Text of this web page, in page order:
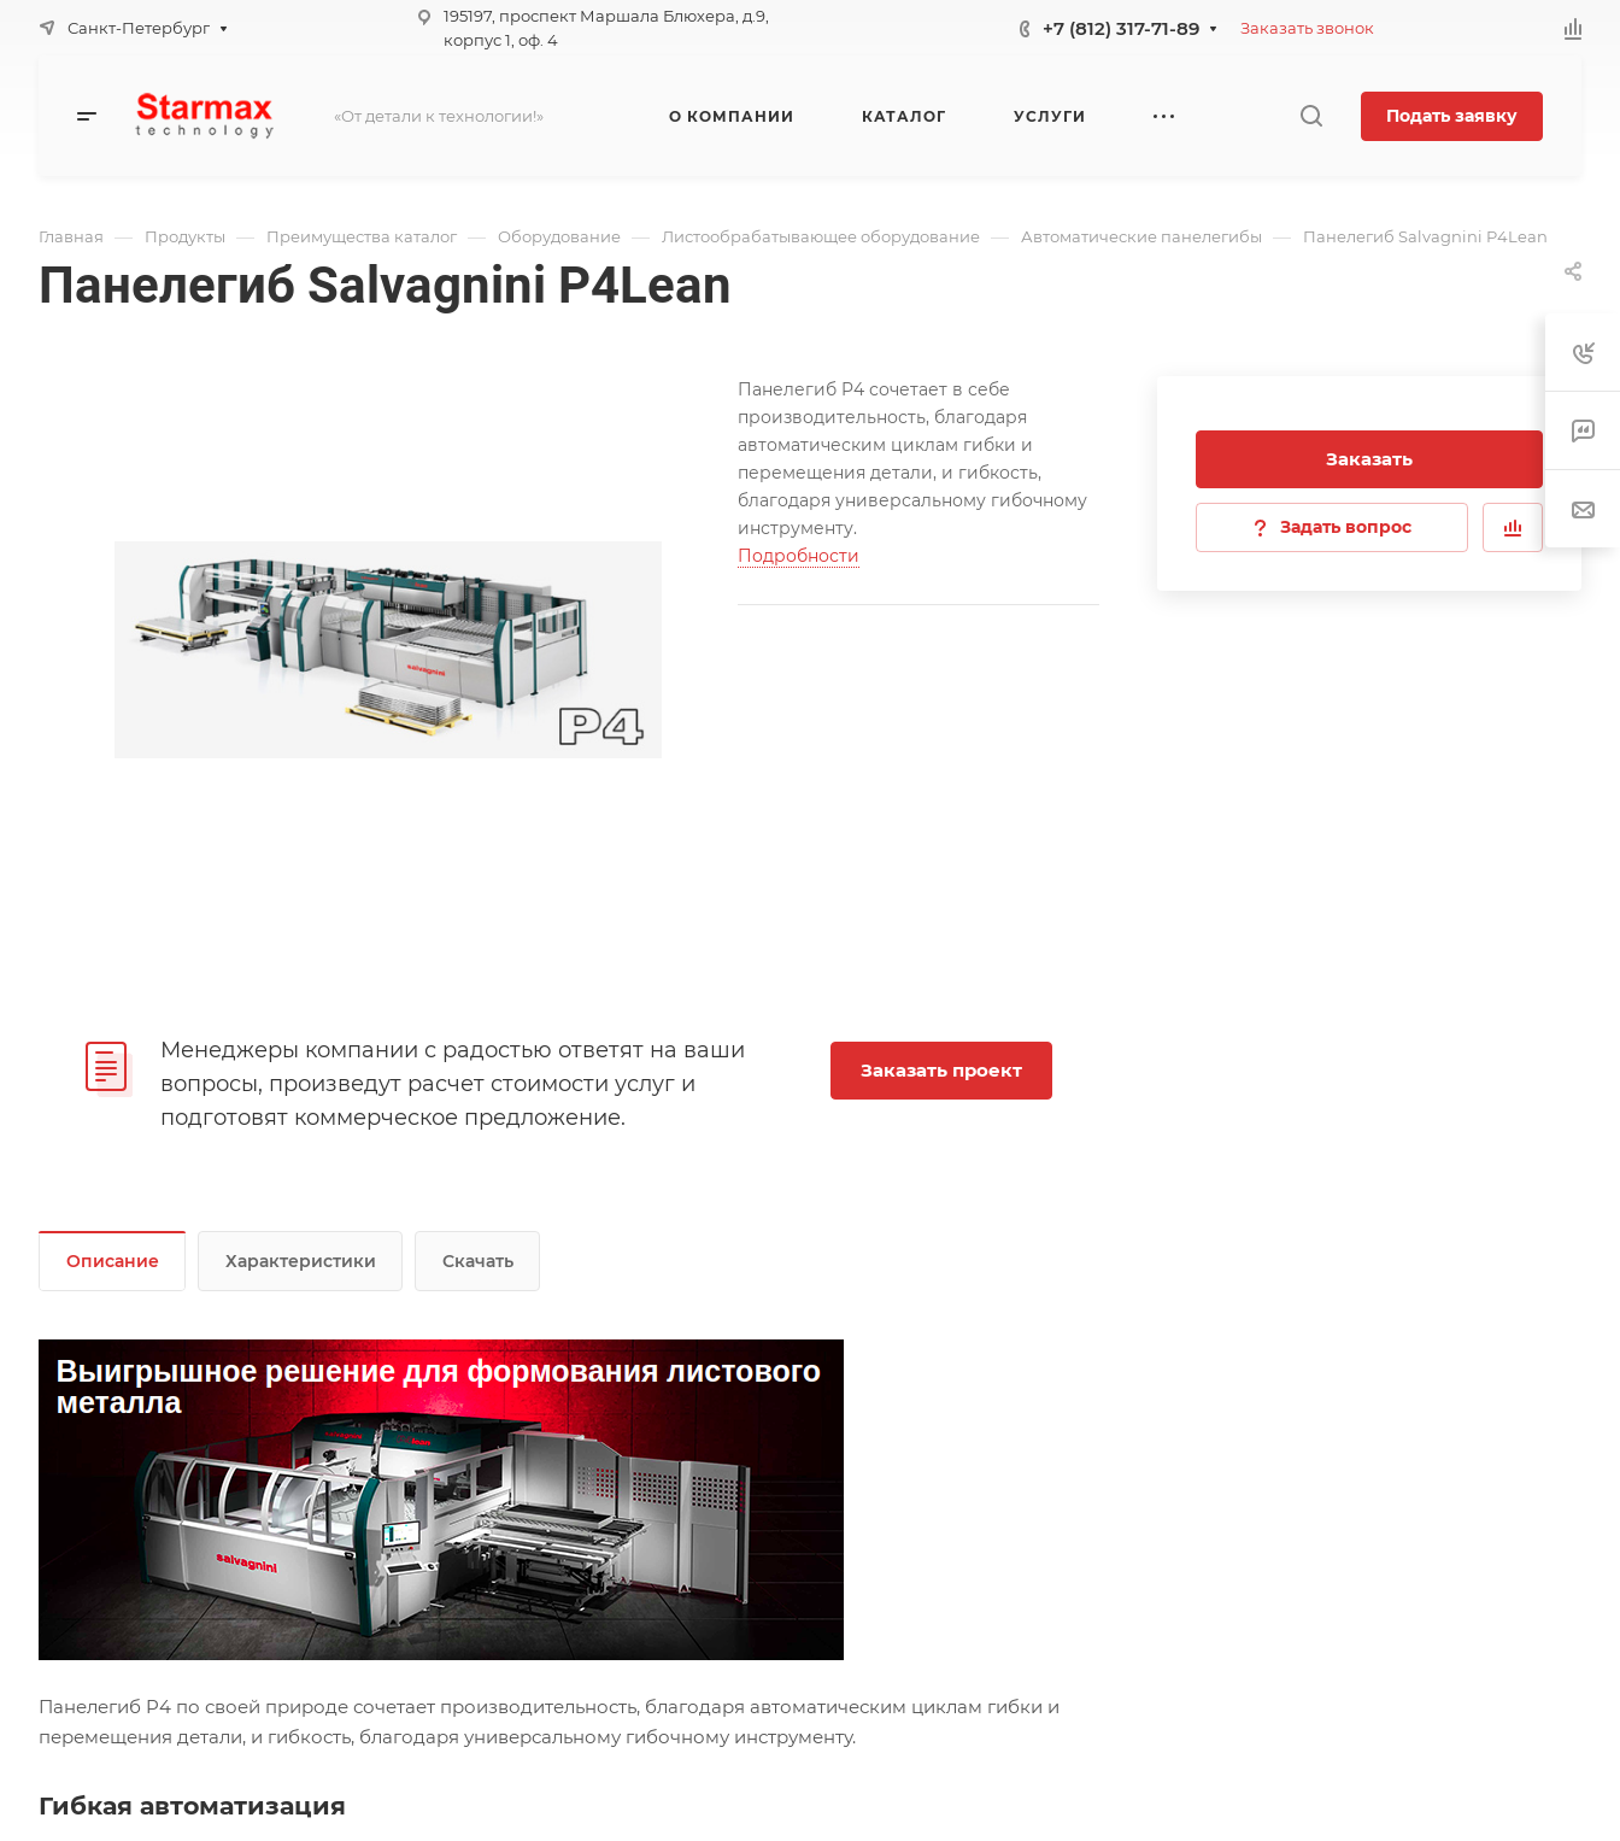
Санкт-Петербург
195197, проспект Маршала Блюхера, д.9,
корпус 1, оф. 4
+7 (812) 317-71-89 Заказать звонок
«От детали к технологии!» О КОМПАНИИ КАТАЛОГ УСЛУГИ Подать заявку
Главная — Продукты — Преимущества каталог — Оборудование — Листообрабатывающее оборудование — Автоматические панелегибы — Панелегиб Salvagnini P4Lean
Панелегиб Salvagnini P4Lean
Заказать
Задать вопрос
Панелегиб P4 сочетает в себе
производительность, благодаря
автоматическим циклам гибки и
перемещения детали, и гибкость,
благодаря универсальному гибочному
инструменту.
Подробности
Менеджеры компании с радостью ответят на ваши
вопросы, произведут расчет стоимости услуг и
подготовят коммерческое предложение.
Заказать проект
Описание Характеристики Скачать
Панелегиб P4 по своей природе сочетает производительность, благодаря автоматическим циклам гибки и
перемещения детали, и гибкость, благодаря универсальному гибочному инструменту.
Гибкая автоматизация